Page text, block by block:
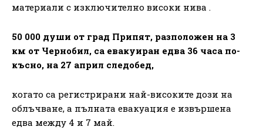
материали с изключително високи нива .
50 000 души от град Припят, разположен на 3
км от Чернобил, са евакуиран едва 36 часа по-
късно, на 27 април следобед,
когато са регистрирани най-високите дози на
облъчване, а пълната евакуация е извършена
едва между 4 и 7 май.